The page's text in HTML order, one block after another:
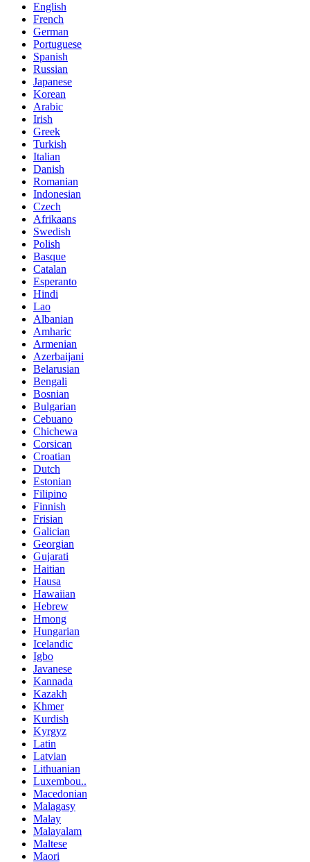
English
French
German
Portuguese
Spanish
Russian
Japanese
Korean
Arabic
Irish
Greek
Turkish
Italian
Danish
Romanian
Indonesian
Czech
Afrikaans
Swedish
Polish
Basque
Catalan
Esperanto
Hindi
Lao
Albanian
Amharic
Armenian
Azerbaijani
Belarusian
Bengali
Bosnian
Bulgarian
Cebuano
Chichewa
Corsican
Croatian
Dutch
Estonian
Filipino
Finnish
Frisian
Galician
Georgian
Gujarati
Haitian
Hausa
Hawaiian
Hebrew
Hmong
Hungarian
Icelandic
Igbo
Javanese
Kannada
Kazakh
Khmer
Kurdish
Kyrgyz
Latin
Latvian
Lithuanian
Luxembou..
Macedonian
Malagasy
Malay
Malayalam
Maltese
Maori